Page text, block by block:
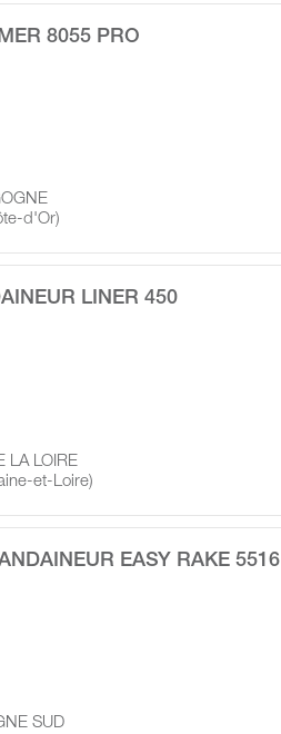
8055 PRO
d'Or)
LINER 450
LA LOIRE
et-Loire)
EASY RAKE 5516
SUD